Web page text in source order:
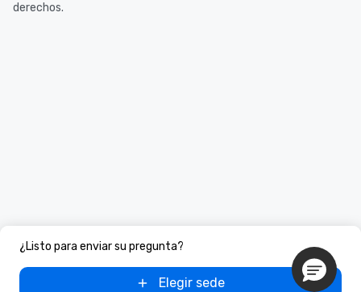
¿Listo para enviar su pregunta?
Elegir sede
derechos.